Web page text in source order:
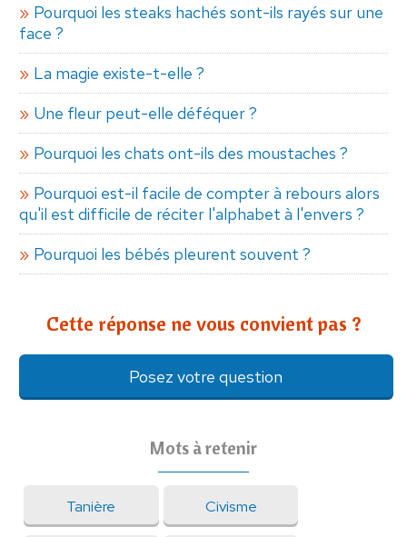
Pourquoi les steaks hachés sont-ils rayés sur une
face ?
La magie existe-t-elle ?
Une fleur peut-elle déféquer ?
Pourquoi les chats ont-ils des moustaches ?
Pourquoi est-il facile de compter à rebours alors
qu'il est difficile de réciter l'alphabet à l'envers ?
Pourquoi les bébés pleurent souvent ?
Cette réponse ne vous convient pas ?
Posez votre question
Mots à retenir
Tanière Civisme